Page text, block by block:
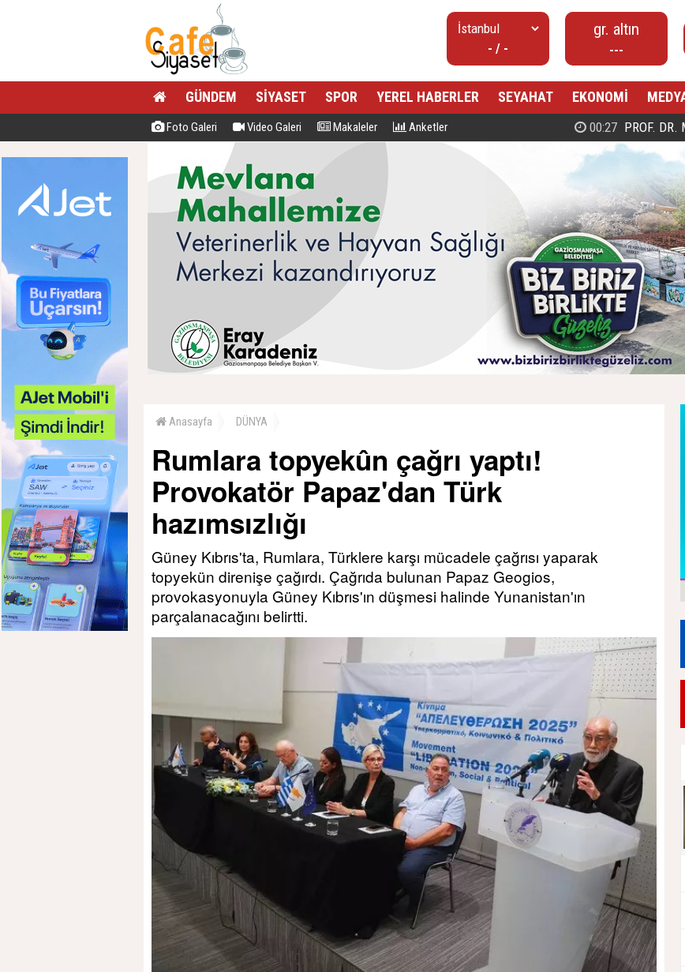
- / -
gr. altın
---
GÜNDEM SİYASET SPOR YEREL HABERLER SEYAHAT EKONOMİ
Foto Galeri Video Galeri Makaleler Anketler 00:27 PROF. DR. MAHMUD
Anasayfa DÜNYA
Rumlara topyekûn çağrı yaptı!
Provokatör Papaz'dan Türk
hazımsızlığı
Güney Kıbrıs'ta, Rumlara, Türklere karşı mücadele çağrısı yaparak
topyekün direnişe çağırdı. Çağrıda bulunan Papaz Geogios,
provokasyonuyla Güney Kıbrıs'ın düşmesi halinde Yunanistan'ın
parçalanacağını belirtti.